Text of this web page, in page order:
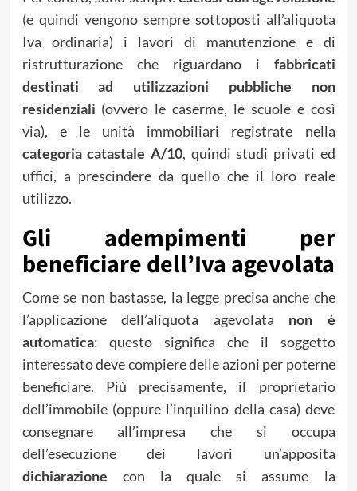
(e quindi vengono sempre sottoposti all’aliquota
Iva ordinaria) i lavori di manutenzione e di
ristrutturazione che riguardano i fabbricati
destinati ad utilizzazioni pubbliche non
residenziali (ovvero le caserme, le scuole e così
via), e le unità immobiliari registrate nella
categoria catastale A/10, quindi studi privati ed
uffici, a prescindere da quello che il loro reale
utilizzo.
Gli adempimenti per
beneficiare dell’Iva agevolata
Come se non bastasse, la legge precisa anche che
l’applicazione dell’aliquota agevolata non è
automatica: questo significa che il soggetto
interessato deve compiere delle azioni per poterne
beneficiare. Più precisamente, il proprietario
dell’immobile (oppure l’inquilino della casa) deve
consegnare all’impresa che si occupa
dell’esecuzione dei lavori un’apposita
dichiarazione con la quale si assume la